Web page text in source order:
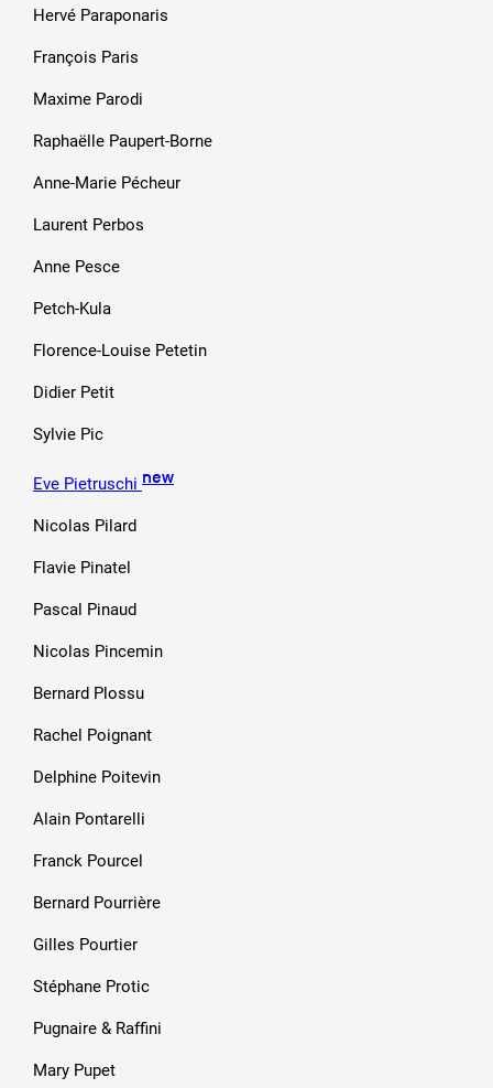
Hervé Paraponaris
François Paris
Maxime Parodi
Raphaëlle Paupert-Borne
Anne-Marie Pécheur
Laurent Perbos
Anne Pesce
Petch-Kula
Florence-Louise Petetin
Didier Petit
Sylvie Pic
Eve Pietruschi new
Nicolas Pilard
Flavie Pinatel
Pascal Pinaud
Nicolas Pincemin
Bernard Plossu
Rachel Poignant
Delphine Poitevin
Alain Pontarelli
Franck Pourcel
Bernard Pourrière
Gilles Pourtier
Stéphane Protic
Pugnaire & Raffini
Mary Pupet